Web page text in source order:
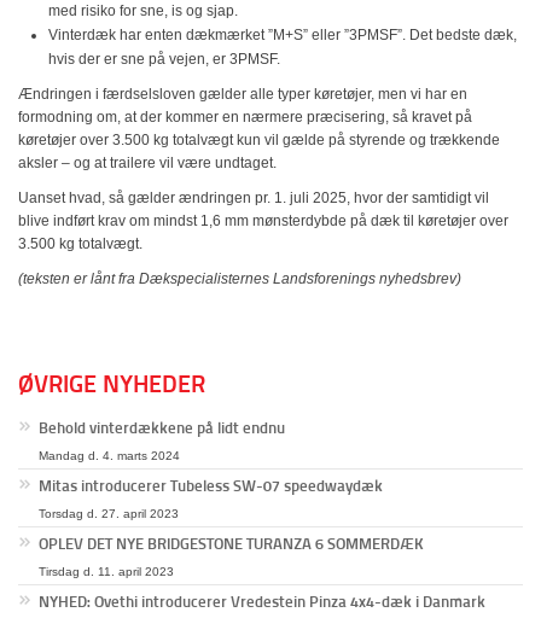
med risiko for sne, is og sjap.
Vinterdæk har enten dækmærket ”M+S” eller ”3PMSF”. Det bedste dæk,
hvis der er sne på vejen, er 3PMSF.
Ændringen i færdselsloven gælder alle typer køretøjer, men vi har en
formodning om, at der kommer en nærmere præcisering, så kravet på
køretøjer over 3.500 kg totalvægt kun vil gælde på styrende og trækkende
aksler – og at trailere vil være undtaget.
Uanset hvad, så gælder ændringen pr. 1. juli 2025, hvor der samtidigt vil
blive indført krav om mindst 1,6 mm mønsterdybde på dæk til køretøjer over
3.500 kg totalvægt.
(teksten er lånt fra Dækspecialisternes Landsforenings nyhedsbrev)
ØVRIGE NYHEDER
Behold vinterdækkene på lidt endnu
Mandag d. 4. marts 2024
Mitas introducerer Tubeless SW-07 speedwaydæk
Torsdag d. 27. april 2023
OPLEV DET NYE BRIDGESTONE TURANZA 6 SOMMERDÆK
Tirsdag d. 11. april 2023
NYHED: Ovethi introducerer Vredestein Pinza 4x4-dæk i Danmark